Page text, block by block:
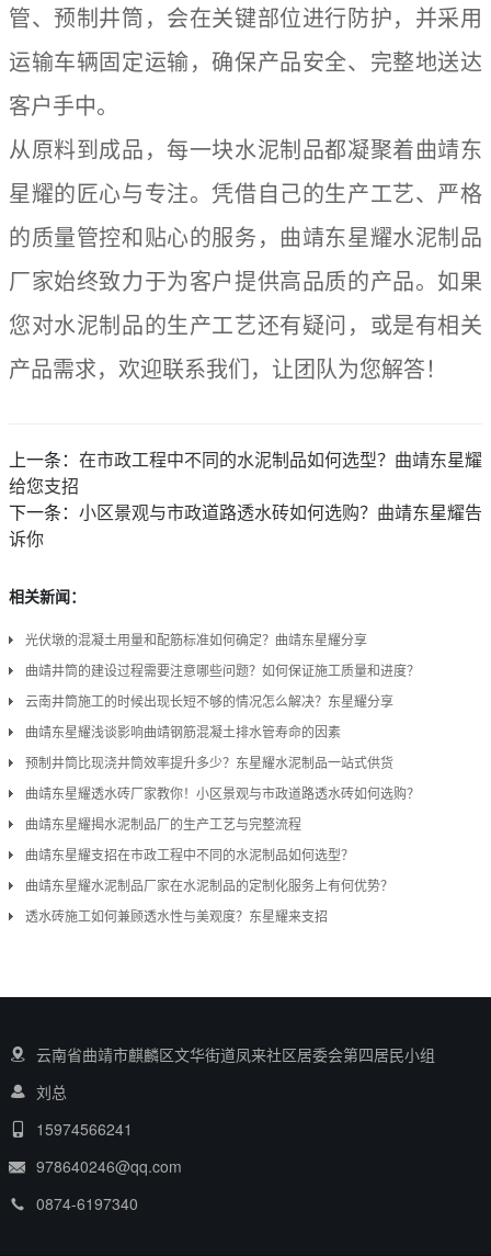
管、预制井筒，会在关键部位进行防护，并采用
运输车辆固定运输，确保产品安全、完整地送达
客户手中。
从原料到成品，每一块水泥制品都凝聚着曲靖东
星耀的匠心与专注。凭借自己的生产工艺、严格
的质量管控和贴心的服务，曲靖东星耀水泥制品
厂家始终致力于为客户提供高品质的产品。如果
您对水泥制品的生产工艺还有疑问，或是有相关
产品需求，欢迎联系我们，让团队为您解答！
上一条： 在市政工程中不同的水泥制品如何选型？曲靖东星耀
给您支招
下一条： 小区景观与市政道路透水砖如何选购？曲靖东星耀告
诉你
相关新闻：
光伏墩的混凝土用量和配筋标准如何确定？曲靖东星耀分享
曲靖井筒的建设过程需要注意哪些问题？如何保证施工质量和进度？
云南井筒施工的时候出现长短不够的情况怎么解决？东星耀分享
曲靖东星耀浅谈影响曲靖钢筋混凝土排水管寿命的因素
预制井筒比现浇井筒效率提升多少？东星耀水泥制品一站式供货
曲靖东星耀透水砖厂家教你！小区景观与市政道路透水砖如何选购？
曲靖东星耀揭水泥制品厂的生产工艺与完整流程
曲靖东星耀支招在市政工程中不同的水泥制品如何选型？
曲靖东星耀水泥制品厂家在水泥制品的定制化服务上有何优势？
透水砖施工如何兼顾透水性与美观度？东星耀来支招
云南省曲靖市麒麟区文华街道凤来社区居委会第四居民小组
刘总
15974566241
978640246@qq.com
0874-6197340